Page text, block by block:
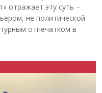
отражает эту суть –
не политической
отпечатком в